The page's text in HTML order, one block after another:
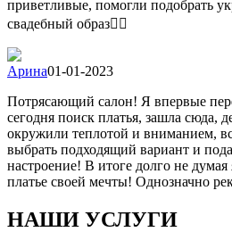
приветливые, помогли подобрать
свадебный образ👍🏻
Арина01-01-2023
Потрясающий салон! Я впервые
сегодня поиск платья, зашла сюда,
окружили теплотой и вниманием,
выбрать подходящий вариант и
настроение! В итоге долго не думая
платье своей мечты! Однозначно
НАШИ УСЛУГИ